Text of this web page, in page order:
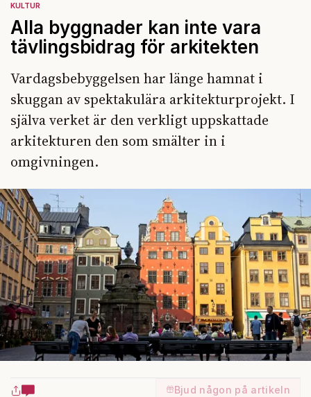
KULTUR
Alla byggnader kan inte vara
tävlingsbidrag för arkitekten
Vardagsbebyggelsen har länge hamnat i
skuggan av spektakulära arkitekturprojekt. I
själva verket är den verkligt uppskattade
arkitekturen den som smälter in i
omgivningen.
Bjud någon på artikeln